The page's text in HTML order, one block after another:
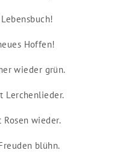
Hoffen!
wieder grün.
Lerchenlieder.
wieder.
blühn.